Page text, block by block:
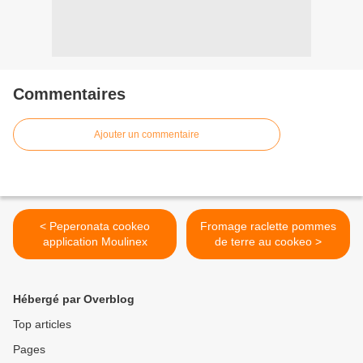
Commentaires
Ajouter un commentaire
< Peperonata cookeo
application Moulinex
Fromage raclette pommes
de terre au cookeo >
Hébergé par Overblog
Top articles
Pages